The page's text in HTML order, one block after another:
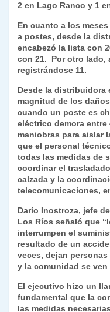
2 en Lago Ranco y 1
En cuanto a los
a postes, desde la
encabezó la lista con
con 21. Por otro lado,
registrándose 11.
Desde la distribuidora
magnitud de los
cuando un poste es
eléctrico demora entre
maniobras para aislar
que el personal
todas las medidas de
coordinar el
calzada y la
telecomunicaciones,
Darío Inostroza, jefe
Los Ríos señaló que
interrumpen el
resultado de un
veces, dejan
y la comunidad se ven
El ejecutivo hizo un
fundamental que la
las medidas